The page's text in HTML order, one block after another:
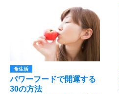
食生活
パワーフードで開運する
30の方法